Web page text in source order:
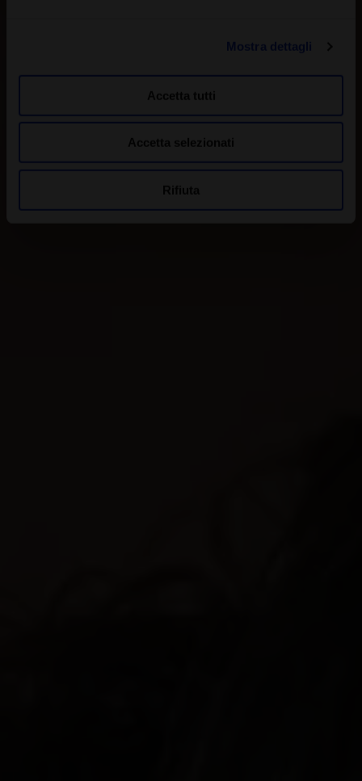
Mostra dettagli
Accetta tutti
Accetta selezionati
Rifiuta